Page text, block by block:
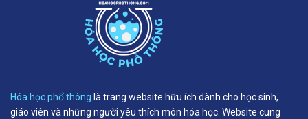
Hóa học phổ thông là trang website hữu ích dành cho học sinh,
giáo viên và những người yêu thích môn hóa học. Website cung